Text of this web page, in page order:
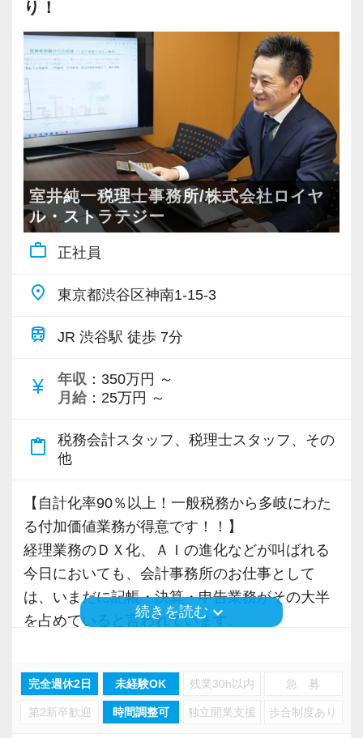
自主性がある方には活躍できる舞台はいくらで
もご用意するので、この業界で何か成し遂げた
い目標がある方は、ぜひ当社の門を叩いてくだ
さい！
【ご紹介が多い安定企業でお客様から一番に信
頼される税務のプロを目指せます】
私達は「税務のプロフェッショナルとしてお客
様に寄り添う」ことが一つの使命です。
お客様から「こうしたい」という理想をいただ
きく力を発揮できる存在でありたいと考えてい
いった私たちの姿勢がお客様から評価されてい
るからだと自負しています。
今後もお客様に満足していただけるようにスキ
を獲得していきます。
お客様から信頼され、心の通ったサービスを提
供する真の「税務プロフェッショナル」として
の道を私たちと一緒に歩んでみませんか？
【目指すは“大家族のような会社”明るく楽しく一
ほど、仲が良くて明るいのが当社の特徴です。
実践型インターンは成⻑性を重視していて、や
ていただき、早い段階から部下やチームのマネ
ジメント業務にも挑戦できます！これまでの経
験・知識を活かしながら、さらに上のステージ
でキャリアアップをしませんか？
【対象業種100種以上！節税・融資・税務調査に
強い税理士法人です】
創業以来17年連続増収増益、顧問先数2500以
上、全国6拠点で安定的に成長中です。
お客様に事務所までご来社いただく来所型サー
ビスで、中小企業の経営を幅広くサポートして
います。
新規顧問契約のお客様が毎年400件以上増加！
各オフィスに国税OB税理士が在籍しているの
税理士という仕事は不況に強い仕事で、融資対
応、給付金のサポート、補助金のサポートなど
お手伝いできる業務は数多く存在しています。
そのため、全拠点でスタッフの増員に力を入れ
ており、さらなるサービス品質の向上を目指し
ています。
取得しました。
「職場環境改善宣言企業」と「経営労務診断実
施企業」の認定を受け、今後も社員が働きやす
り！
室井純一税理士事務所/株式会社ロイヤ
ル・ストラテジー
work_outline 正社員
place 東京都渋谷区神南1-15-3
train JR 渋谷駅 徒歩 7分
currency_yen 年収 ：350万円 ～
月給 ：25万円 ～
content_paste
税務会計スタッフ、税理士スタッフ、その
他
【自計化率90％以上！一般税務から多岐にわた
る付加価値業務が得意です！！】
経理業務のＤＸ化、ＡＩの進化などが叫ばれる
今日においても、会計事務所のお仕事として
は、いまだに記帳・決算・申告業務がその大半
を占めていると言われています。
とするような働き方は、避けなければなりませ
ん。
続きを読む keyboard_arrow_down
完全週休2日 未経験OK 残業30h以内 急 募
第2新卒歓迎 時間調整可 独立開業支援 歩合制度あり